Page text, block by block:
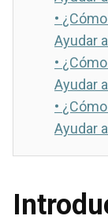
•
Ayudar
•
Ayudar
•
Ayudar